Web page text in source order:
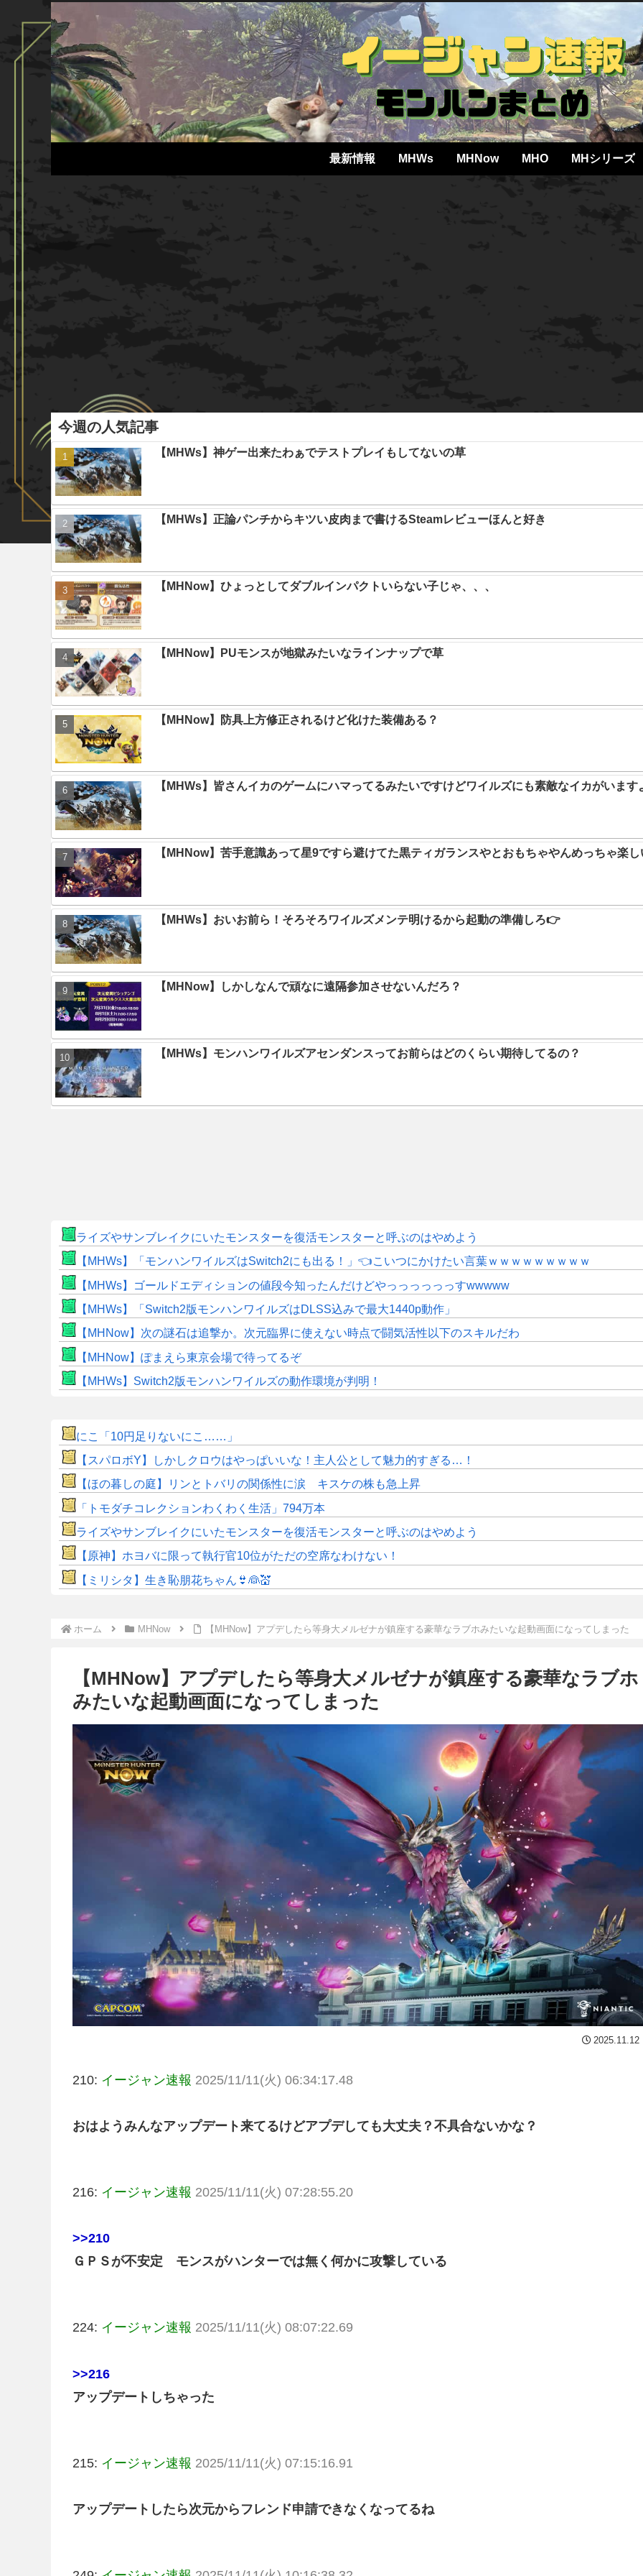
最新情報 MHWs MHNow MHO MHシリーズ
今週の人気記事
【MHWs】神ゲー出来たわぁでテストプレイもしてないの草
【MHWs】正論パンチからキツい皮肉まで書けるSteamレビューほんと好き
【MHNow】ひょっとしてダブルインパクトいらない子じゃ、、、
【MHNow】PUモンスが地獄みたいなラインナップで草
【MHNow】防具上方修正されるけど化けた装備ある？
【MHWs】皆さんイカのゲームにハマってるみたいですけどワイルズにも素敵なイカがいます
【MHNow】苦手意識あって星9ですら避けてた黒ティガランスやとおもちゃやんめっちゃ楽し
【MHWs】おいお前ら！そろそろワイルズメンテ明けるから起動の準備しろ👉
【MHNow】しかしなんで頑なに遠隔参加させないんだろ？
【MHWs】モンハンワイルズアセンダンスってお前らはどのくらい期待してるの？
ライズやサンブレイクにいたモンスターを復活モンスターと呼ぶのはやめよう
【MHWs】「モンハンワイルズはSwitch2にも出る！」👈こいつにかけたい言葉ｗｗｗｗｗｗｗｗｗ
【MHWs】ゴールドエディションの値段今知ったんだけどやっっっっっっすwwwww
【MHWs】「Switch2版モンハンワイルズはDLSS込みで最大1440p動作」
【MHNow】次の謎石は追撃か。次元臨界に使えない時点で闘気活性以下のスキルだわ
【MHNow】ぽまえら東京会場で待ってるぞ
【MHWs】Switch2版モンハンワイルズの動作環境が判明！
にこ「10円足りないにこ……」
【スパロボY】しかしクロウはやっぱいいな！主人公として魅力的すぎる…！
【ほの暮しの庭】リンとトバリの関係性に涙 キスケの株も急上昇
「トモダチコレクションわくわく生活」794万本
ライズやサンブレイクにいたモンスターを復活モンスターと呼ぶのはやめよう
【原神】ホヨバに限って執行官10位がただの空席なわけない！
【ミリシタ】生き恥朋花ちゃん👙👰💒
ホーム MHNow 【MHNow】アプデしたら等身大メルゼナが鎮座する豪華なラブホみたいな起動画面になってしまった
【MHNow】アプデしたら等身大メルゼナが鎮座する豪華なラブホ
みたいな起動画面になってしまった
2025.11.12
210: イージャン速報 2025/11/11(火) 06:34:17.48
おはようみんなアップデート来てるけどアプデしても大丈夫？不具合ないかな？
216: イージャン速報 2025/11/11(火) 07:28:55.20
>>210
ＧＰＳが不安定 モンスがハンターでは無く何かに攻撃している
224: イージャン速報 2025/11/11(火) 08:07:22.69
>>216
アップデートしちゃった
215: イージャン速報 2025/11/11(火) 07:15:16.91
アップデートしたら次元からフレンド申請できなくなってるね